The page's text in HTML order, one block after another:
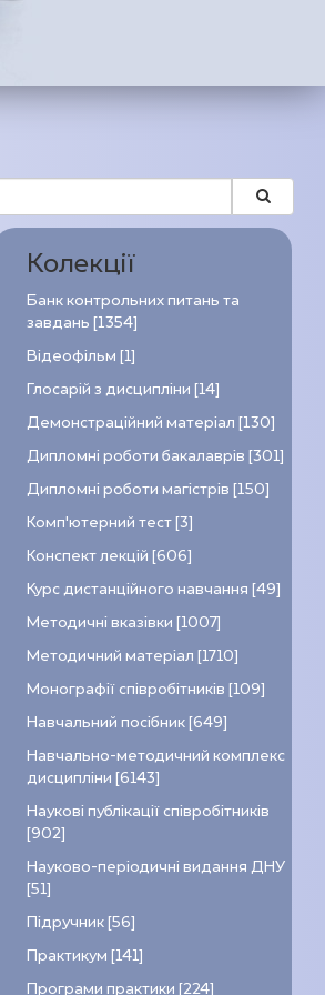
Колекції
Банк контрольних питань та
завдань [1354]
Відеофільм [1]
Глосарій з дисципліни [14]
Демонстраційний матеріал [130]
Дипломні роботи бакалаврів [301]
Дипломні роботи магістрів [150]
Комп’ютерний тест [3]
Конспект лекцій [606]
Курс дистанційного навчання [49]
Методичні вказівки [1007]
Методичний матеріал [1710]
Монографії співробітників [109]
Навчальний посібник [649]
Навчально-методичний комплекс
дисципліни [6143]
Наукові публікації співробітників
[902]
Науково-періодичні видання ДНУ
[51]
Підручник [56]
Практикум [141]
Програми практики [224]